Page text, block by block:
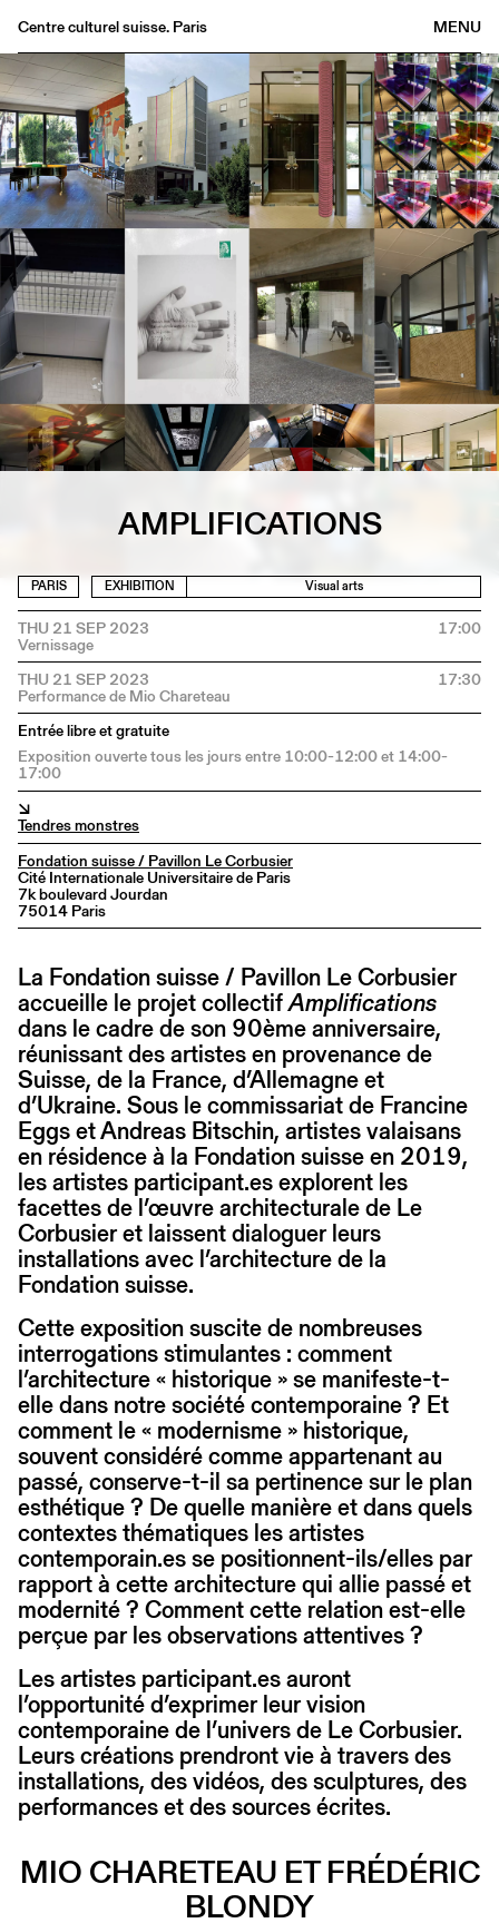
MENU
Centre culturel suisse. Paris
Agenda
Bookshop
Buvette
Archives
Medias
Publications
About
FR/EN
AMPLIFICATIONS
PARIS EXHIBITION Visual arts
THU 21 SEP 2023 17:00
THU 21 SEP 2023 17:30
Entrée libre et gratuite
Exposition ouverte tous les jours entre 10:00-12:00 et 14:00-
17:00
↘
Tendres monstres
Fondation suisse / Pavillon Le Corbusier
Cité Internationale Universitaire de Paris
7k boulevard Jourdan
75014 Paris
La Fondation suisse / Pavillon Le Corbusier
accueille le projet collectifAmplifications
dans le cadre de son 90ème anniversaire,
réunissant des artistes en provenance de
Suisse, de la France, d’Allemagne et
d’Ukraine. Sous le commissariat de Francine
Eggs et Andreas Bitschin, artistes valaisans
en résidence à la Fondation suisse en 2019,
les artistes participant.es explorent les
facettes de l’œuvre architecturale de Le
Corbusier et laissent dialoguer leurs
installations avec l’architecture de la
Fondation suisse.
Cette exposition suscite de nombreuses
interrogations stimulantes : comment
l’architecture « historique » se manifeste-t-
elle dans notre société contemporaine ? Et
comment le « modernisme » historique,
souvent considéré comme appartenant au
passé, conserve-t-il sa pertinence sur le plan
esthétique ? De quelle manière et dans quels
contextes thématiques les artistes
contemporain.es se positionnent-ils/elles par
rapport à cette architecture qui allie passé et
modernité ? Comment cette relation est-elle
perçue par les observations attentives ?
Les artistes participant.es auront
l’opportunité d’exprimer leur vision
contemporaine de l’univers de Le Corbusier.
Leurs créations prendront vie à travers des
installations, des vidéos, des sculptures, des
performances et des sources écrites.
MIO CHARETEAU ET FRÉDÉRIC
BLONDY